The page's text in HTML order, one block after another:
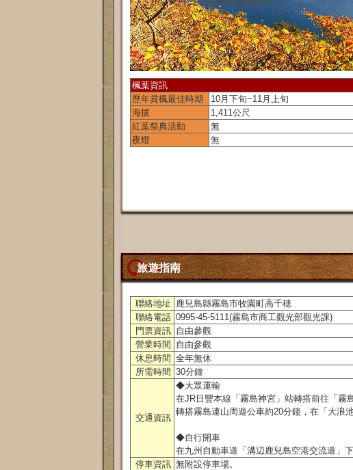
楓葉資訊
歷年賞楓最佳時期
10月下旬~11月上旬
海拔
1,411公尺
紅葉祭典活動
無
夜燈
無
旅遊指南
聯絡地址 鹿兒島縣霧島市牧園町高千穂
聯絡電話 0995-45-5111(霧島市商工觀光部觀光課)
門票資訊 自由參觀
營業時間
自由參觀
休息時間 全年無休
所需時間 30分鐘
交通資訊
◆大眾運輸
在JR日豐本線「霧島神宮」站轉搭前往「霧
轉搭霧島連山周遊公車約20分鐘，在「大浪
◆自行開車
在九州自動車道「溝辺鹿兒島空港交流道」
停車資訊 無附設停車場。